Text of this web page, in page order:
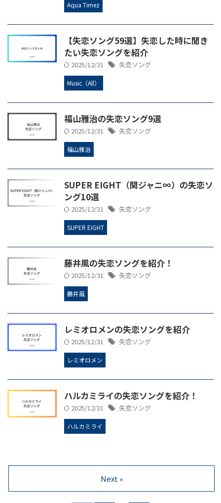
Aqua Timez
【失恋ソング59選】失恋した時に聞き
たい失恋ソングを紹介
2025/12/31 失恋ソング
Music（All）
福山雅治の失恋ソング9選
2025/12/31 失恋ソング
福山雅治
SUPER EIGHT（関ジャニ∞）の失恋ソ
ング10選
2025/12/31 失恋ソング
SUPER EIGHT
藤井風の失恋ソングを紹介！
2025/12/31 失恋ソング
藤井風
レミオロメンの失恋ソングを紹介
2025/12/31 失恋ソング
レミオロメン
ハルカミライの失恋ソングを紹介！
2025/12/31 失恋ソング
ハルカミライ
Next »